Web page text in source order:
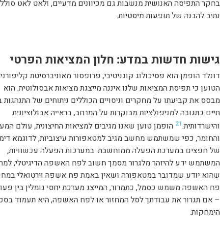
בחקר התפיסה האנושית מנשבות גם מכיוונים מדעיים, ולאט לאט
נתיב להבנה של תופעות מיסטיות.
גישות חדשות במדע: חלון המציאות הפרטי
דונלד הופמן הוא פסיכולוג קוגניטיבי, פרופסור מאוניברסיטת
הטוען כי תפיסת המציאות שלנו איננה מייצגת מציאות אבסולוטית. הוא
מבסס את קביעתו על מחקרים וניסויים הכוללים ניתוחים של התנהגות
חיים כתגובה למניפולציות מבוקרות על המרחב, בראייה אבולוציונית
והישרדותית.21 הופמן טוען שאנו מגיבים למציאות החיצונית, עולם
והחומר, כפי שמשתמש מחשב מגיב למטאפורות עיצוביות, לדוגמא
של חפצים במערכת הפעלה ממוחשבת. במערכות הפעלה עכשוויות,
המשתמש ידע להיזהר מלגרור מסמך חשוב לפח האשפה הדיגיטלי,
שהוא יודע שמדובר במטאפורה ושאין באמת פח אשפה וירטואלי
פח האשפה משמש כסמל, כתמרור, המייצג מערכת יחסי גומלין בין
– אם תגרור את עבודתך לסל המחזור או לפח האשפה, היא תעמוד
הימחקות.